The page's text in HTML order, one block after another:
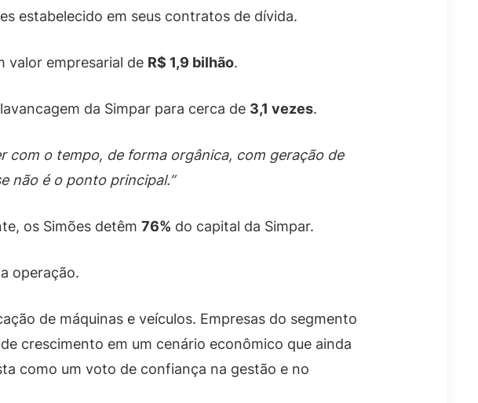
estabelecido em seus contratos de dívida.
valor empresarial de R$ 1,9 bilhão.
da Simpar para cerca de 3,1 vezes.
com o tempo, de forma orgânica, com geração de
não é o ponto principal.”
os Simões detêm 76% do capital da Simpar.
operação.
de máquinas e veículos. Empresas do segmento
crescimento em um cenário econômico que ainda
como um voto de confiança na gestão e no